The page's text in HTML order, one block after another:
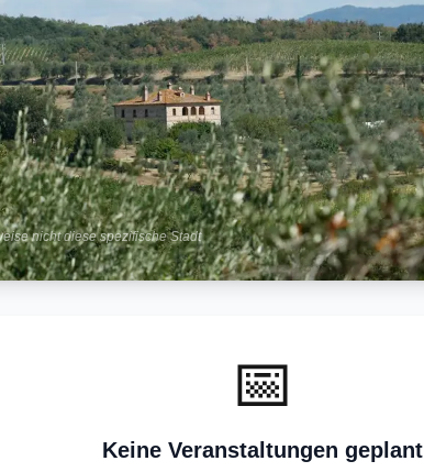
nicht diese spezifische Stadt
📅
Keine Veranstaltungen geplant